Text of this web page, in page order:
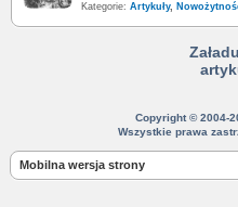
Kategorie: Artykuły,
Copyright © 2004-
Wszystkie prawa
Mobilna wersja strony